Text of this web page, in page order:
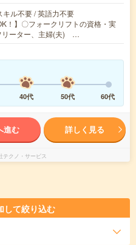
キル不要 / 英語力不要
！】〇フォークリフトの資格・実
リーター、主婦(夫) …
40代 50代 60代
進む 詳しく見る
テクノ・サービス
して絞り込む